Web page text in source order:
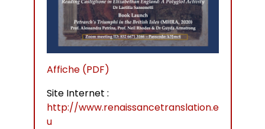
Affiche (PDF)
Site Internet :
http://www.renaissancetranslation.e
u